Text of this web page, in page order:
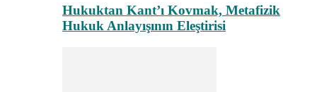
Hukuktan Kant’ı Kovmak, Metafizik
Hukuk Anlayışının Eleştirisi